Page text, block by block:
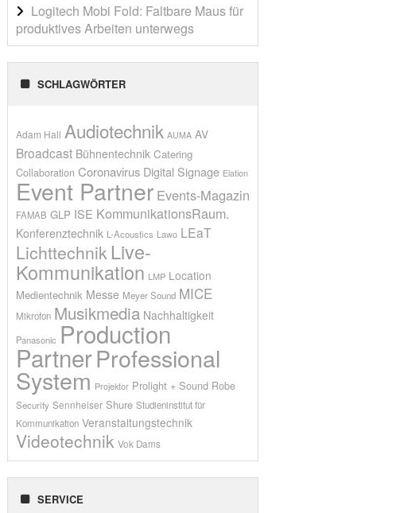
Logitech Mobi Fold: Faltbare Maus für
produktives Arbeiten unterwegs
SCHLAGWÖRTER
Adam Hall Audiotechnik AUMA AV
Broadcast Bühnentechnik Catering
Collaboration Coronavirus Digital Signage Elation
Event Partner Events-Magazin
FAMAB GLP ISE KommunikationsRaum.
Konferenztechnik L-Acoustics Lawo LEaT
Lichttechnik Live-
Kommunikation LMP Location
Medientechnik Messe Meyer Sound MICE
Mikrofon Musikmedia Nachhaltigkeit
Panasonic Production
PartnerProfessional
System Projektor Prolight + Sound Robe
Security Sennheiser Shure Studieninstitut für
Kommunikation Veranstaltungstechnik
Videotechnik Vok Dams
SERVICE